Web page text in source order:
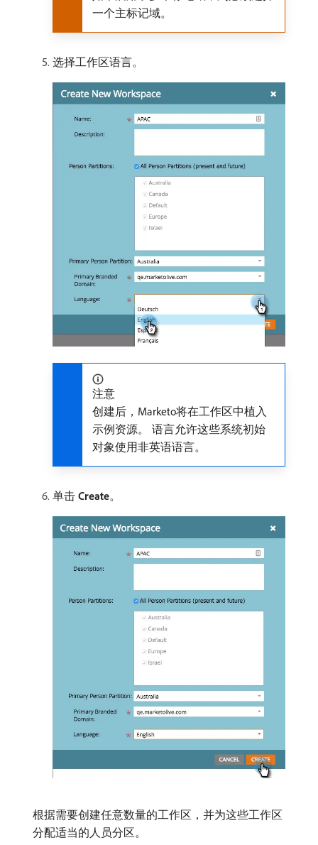
一个主标记域。
选择工作区语言。
注意
创建后，Marketo将在工作区中植入
示例资源。 语言允许这些系统初始
对象使用非英语语言。
单击 Create。
根据需要创建任意数量的工作区，并为这些工作区
分配适当的人员分区。